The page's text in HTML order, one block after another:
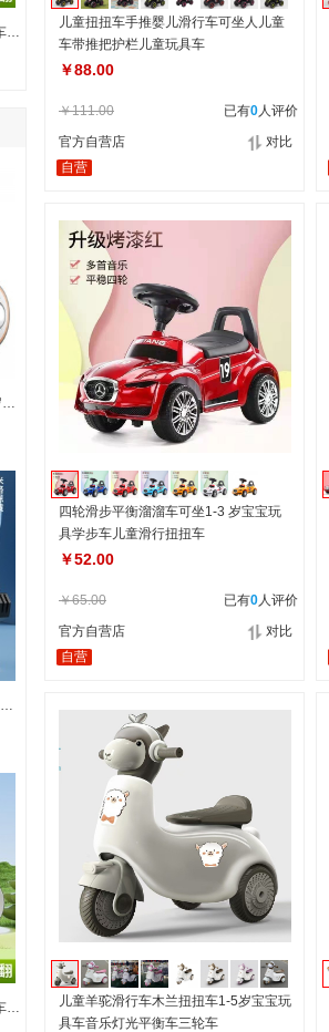
儿童平衡车无脚踏1-3岁宝宝滑行车小孩滑步车婴儿学步溜溜车四轮
摩托车儿童滑行平衡扭扭车1一3岁宝宝学步车无脚踏溜溜车
儿童挖掘机玩具车可坐人加大号挖土机滑行车可骑钩机男孩工程车
儿童平衡车无脚踏1-3岁宝宝滑行车小孩滑步车婴儿学步溜溜车四轮
儿童扭扭车手推婴儿滑行车可坐人儿童
车带推把护栏儿童玩具车
￥88.00
￥111.00 已有0人评价
官方自营店
对比
自营
四轮滑步平衡溜溜车可坐1-3 岁宝宝玩
具学步车儿童滑行扭扭车
￥52.00
￥65.00 已有0人评价
官方自营店
对比
自营
儿童羊驼滑行车木兰扭扭车1-5岁宝宝玩
具车音乐灯光平衡车三轮车